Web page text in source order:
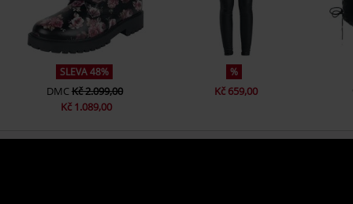
SLEVA 48%
DMCKč 2.099,00
Kč 1.089,00
%
Kč 659,00